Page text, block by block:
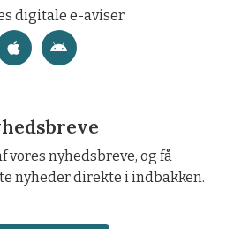
digitale e-aviser.
vores nyhedsbreve, og få
nyheder direkte i indbakken.